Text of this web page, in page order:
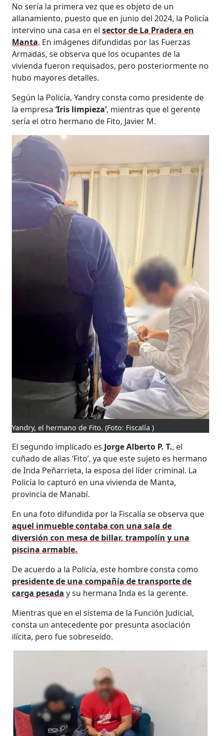
No sería la primera vez que es objeto de un
allanamiento, puesto que en junio del 2024, la Policía
intervino una casa en elsector de La Pradera en
Manta. En imágenes difundidas por las Fuerzas
Armadas, se observa que los ocupantes de la
vivienda fueron requisados, pero posteriormente no
hubo mayores detalles.
Según la Policía, Yandry consta como presidente de
la empresa‘Iris limpieza’, mientras que el gerente
sería el otro hermano de Fito, Javier M.
Yandry, el hermano de Fito.(Foto: Fiscalía )
El segundo implicado es Jorge Alberto P. T., el
cuñado de alias ‘Fito’, ya que este sujeto es hermano
de Inda Peñarrieta, la esposa del líder criminal. La
Policía lo capturó en una vivienda de Manta,
provincia de Manabí.
En una foto difundida por la Fiscalía se observa que
aquel inmueble contaba con una sala de
diversión con mesa de billar, trampolín y una
piscina armable.
De acuerdo a la Policía, este hombre consta como
presidente de una compañía de transporte de
carga pesada y su hermana Inda es la gerente.
Mientras que en el sistema de la Función Judicial,
consta un antecedente por presunta asociación
ilícita, pero fue sobreseído.